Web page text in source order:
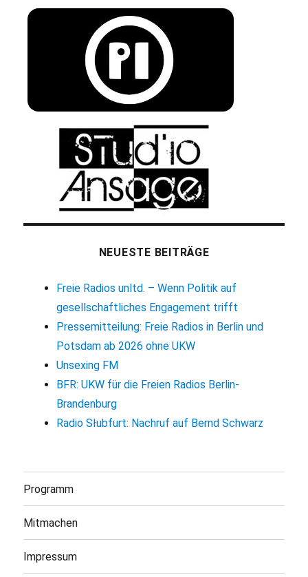
NEUESTE BEITRÄGE
Freie Radios unltd. – Wenn Politik auf
gesellschaftliches Engagement trifft
Pressemitteilung: Freie Radios in Berlin und
Potsdam ab 2026 ohne UKW
Unsexing FM
BFR: UKW für die Freien Radios Berlin-
Brandenburg
Radio Słubfurt: Nachruf auf Bernd Schwarz
Programm
Mitmachen
Impressum